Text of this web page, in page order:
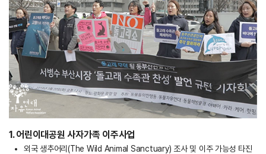
1. 어린이대공원 사자가족 이주사업
외국 생추어리(The Wild Animal Sanctuary) 조사 및 이주 가능성 타진